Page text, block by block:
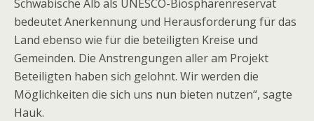
Schwäbische Alb als UNESCO-Biosphärenreservat
bedeutet Anerkennung und Herausforderung für das
Land ebenso wie für die beteiligten Kreise und
Gemeinden. Die Anstrengungen aller am Projekt
Beteiligten haben sich gelohnt. Wir werden die
Möglichkeiten die sich uns nun bieten nutzen“, sagte
Hauk.